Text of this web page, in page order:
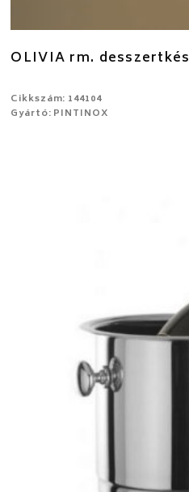
OLIVIA rm. desszertkés
Cikkszám: 144104
Gyártó: PINTINOX